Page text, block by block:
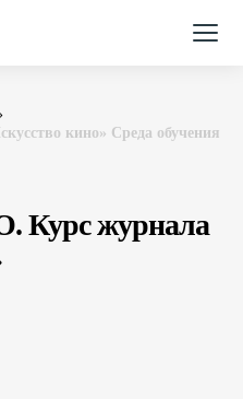
кино» Среда обучения
журнала